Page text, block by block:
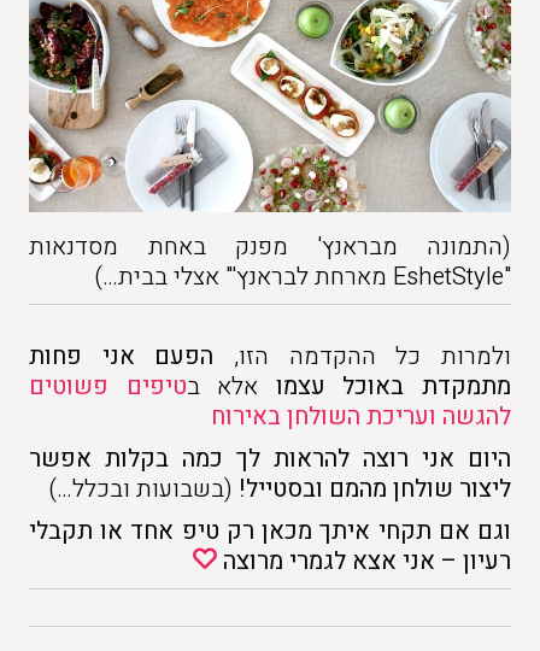
(התמונה מבראנץ' מפנק באחת מסדנאות
"EshetStyle מארחת לבראנץ'" אצלי בבית…)
ולמרות כל ההקדמה הזו, הפעם אני
פחות
מתמקדת באוכל עצמו אלא בטיפים פשוטים
להגשה ועריכת השולחן באירוח
היום אני רוצה להראות לך כמה בקלות אפשר
ליצור שולחן מהמם ובסטייל! (בשבועות ובכלל…)
וגם אם תקחי איתך מכאן רק טיפ אחד או תקבלי
רעיון – אני אצא לגמרי מרוצה